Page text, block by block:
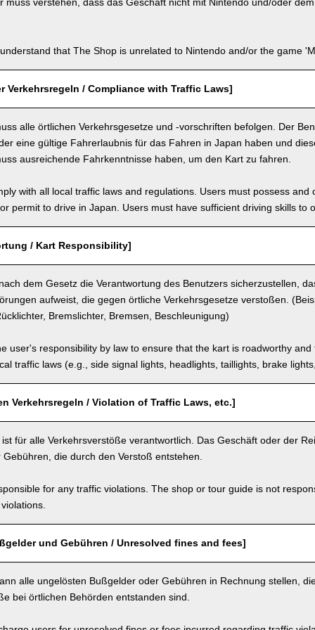
that The Shop is unrelated to Nintendo and/or the game
Verkehrsregeln / Compliance with Traffic Laws]
alle örtlichen Verkehrsgesetze und -vorschriften befolgen. Der
eine gültige Fahrerlaubnis für das Fahren in Japan haben und
ausreichende Fahrkenntnisse haben, um den Kart zu fahren.
with all local traffic laws and regulations. Users must possess and
permit to drive in Japan. Users must have sufficient driving skills to
/ Kart Responsibility]
dem Gesetz die Verantwortung des Benutzers sicherzustellen,
aufweist, die gegen örtliche Verkehrsgesetze verstoßen.
Bremslichter, Bremsen, Beschleunigung)
user's responsibility by law to ensure that the kart is roadworthy
traffic laws (e.g., side signal lights, headlights, taillights, brake
Verkehrsregeln / Violation of Traffic Laws, etc.]
für alle Verkehrsverstöße verantwortlich. Das Geschäft oder der
die durch den Verstoß entstehen.
for any traffic violations. The shop or tour guide is not
und Gebühren / Unresolved fines and fees]
alle ungelösten Bußgelder oder Gebühren in Rechnung stellen,
bei örtlichen Behörden entstanden sind.